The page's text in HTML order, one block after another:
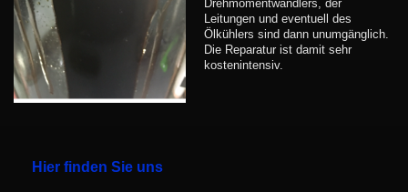
Drehmomentwandlers, der
Leitungen und eventuell des
Ölkühlers sind dann unumgänglich.
Die Reparatur ist damit sehr
kostenintensiv.
Hier finden Sie uns